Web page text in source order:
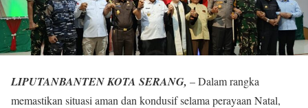
LIPUTANBANTEN KOTA SERANG, – Dalam rangka
memastikan situasi aman dan kondusif selama perayaan Natal,